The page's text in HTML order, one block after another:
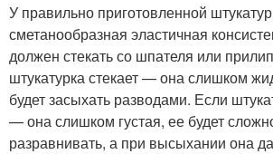
У правильно приготовленной
сметанообразная эластичная
должен стекать со шпателя или
штукатурка стекает — она слишком
будет засыхать разводами. Если
— она слишком густая, ее будет
разравнивать, а при высыхании она